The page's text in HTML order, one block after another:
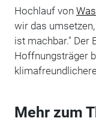
Hochlauf von
wir das
ist machbar." Der
Hoffnungsträger
Mehr zum